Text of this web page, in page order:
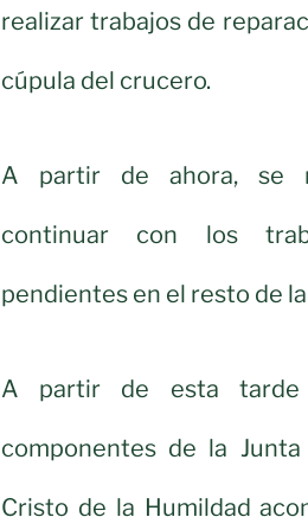
realizar trabajos de
cúpula del crucero.
A partir de ahora, se
continuar con los
pendientes en el resto de
A partir de esta tarde
componentes de la
Cristo de la Humildad